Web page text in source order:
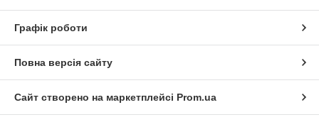
Графік роботи
Повна версія сайту
Сайт створено на маркетплейсі Prom.ua